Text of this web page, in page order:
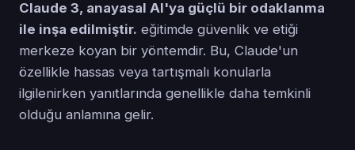
Claude 3, anayasal AI'ya güçlü bir odaklanma
ile inşa edilmiştir. eğitimde güvenlik ve etiği
merkeze koyan bir yöntemdir. Bu, Claude'un
özellikle hassas veya tartışmalı konularla
ilgilenirken yanıtlarında genellikle daha temkinli
olduğu anlamına gelir.